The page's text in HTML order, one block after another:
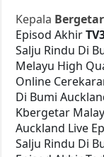
Kepala Bergetar
Episod Akhir
Salju Rindu Di
Melayu High
Online
Di Bumi
Kbergetar
Auckland Live
Salju Rindu Di